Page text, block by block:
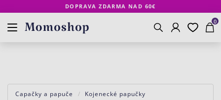
DOPRAVA ZDARMA NAD 60€
Vyhľadávanie
Košík
0
Obľúbené
Capačky a papuče
Kojenecké papučky